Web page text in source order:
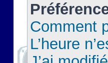
Comment
L’heure